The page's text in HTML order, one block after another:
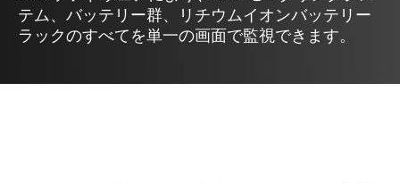
テム、バッテリー群、リチウムイオンバッテリー
ラックのすべてを単一の画面で監視できます。